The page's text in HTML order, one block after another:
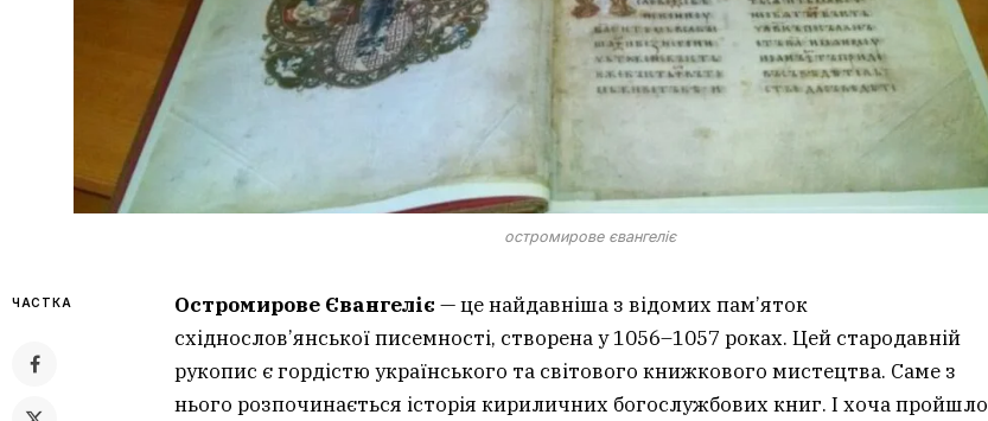
остромирове євангеліє
ЧАСТКА Остромирове Євангеліє — це найдавніша з відомих пам’яток
східнослов’янської писемності, створена у 1056–1057 роках. Цей стародавній
рукопис є гордістю українського та світового книжкового мистецтва. Саме з
нього розпочинається історія кириличних богослужбових книг. І хоча пройшло